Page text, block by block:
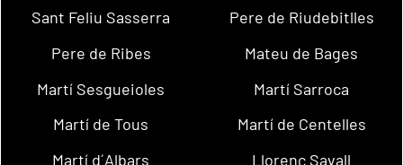
Sant Feliu Sasserra
Pere de Riudebitlles
Pere de Ribes
Mateu de Bages
Martí Sesgueioles
Martí Sarroca
Martí de Tous
Martí de Centelles
Martí d´Albars
Llorenç Savall